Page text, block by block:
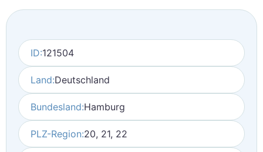
ID:121504
Land:Deutschland
Bundesland:Hamburg
PLZ-Region:20, 21, 22